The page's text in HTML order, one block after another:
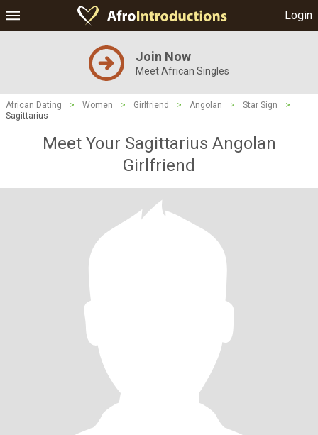
Login
Join Now
Meet African Singles
African Dating > Women > Girlfriend > Angolan > Star Sign
>
Sagittarius
Meet Your Sagittarius Angolan
Girlfriend